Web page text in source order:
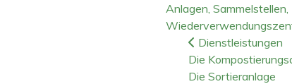
Anlagen, Sammelstellen,
Dienstleistungen
Die
Die Sortieranlage